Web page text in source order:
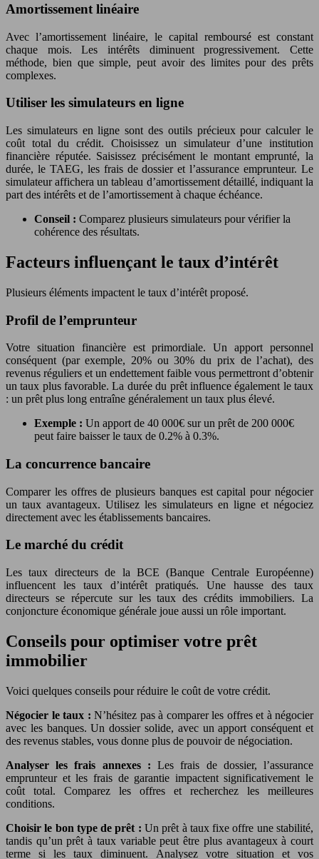
Amortissement linéaire
Avec l’amortissement linéaire, le capital remboursé est constant
chaque mois. Les intérêts diminuent progressivement. Cette
méthode, bien que simple, peut avoir des limites pour des prêts
complexes.
Utiliser les simulateurs en ligne
Les simulateurs en ligne sont des outils précieux pour calculer le
coût total du crédit. Choisissez un simulateur d’une institution
financière réputée. Saisissez précisément le montant emprunté, la
durée, le TAEG, les frais de dossier et l’assurance emprunteur. Le
simulateur affichera un tableau d’amortissement détaillé, indiquant la
part des intérêts et de l’amortissement à chaque échéance.
Conseil : Comparez plusieurs simulateurs pour vérifier la
cohérence des résultats.
Facteurs influençant le taux d’intérêt
Plusieurs éléments impactent le taux d’intérêt proposé.
Profil de l’emprunteur
Votre situation financière est primordiale. Un apport personnel
conséquent (par exemple, 20% ou 30% du prix de l’achat), des
revenus réguliers et un endettement faible vous permettront d’obtenir
un taux plus favorable. La durée du prêt influence également le taux
: un prêt plus long entraîne généralement un taux plus élevé.
Exemple : Un apport de 40 000€ sur un prêt de 200 000€
peut faire baisser le taux de 0.2% à 0.3%.
La concurrence bancaire
Comparer les offres de plusieurs banques est capital pour négocier
un taux avantageux. Utilisez les simulateurs en ligne et négociez
directement avec les établissements bancaires.
Le marché du crédit
Les taux directeurs de la BCE (Banque Centrale Européenne)
influencent les taux d’intérêt pratiqués. Une hausse des taux
directeurs se répercute sur les taux des crédits immobiliers. La
conjoncture économique générale joue aussi un rôle important.
Conseils pour optimiser votre prêt
immobilier
Voici quelques conseils pour réduire le coût de votre crédit.
Négocier le taux : N’hésitez pas à comparer les offres et à négocier
avec les banques. Un dossier solide, avec un apport conséquent et
des revenus stables, vous donne plus de pouvoir de négociation.
Analyser les frais annexes :Les frais de dossier, l’assurance
emprunteur et les frais de garantie impactent significativement le
coût total. Comparez les offres et recherchez les meilleures
conditions.
Choisir le bon type de prêt : Un prêt à taux fixe offre une stabilité,
tandis qu’un prêt à taux variable peut être plus avantageux à court
terme si les taux diminuent. Analysez votre situation et vos